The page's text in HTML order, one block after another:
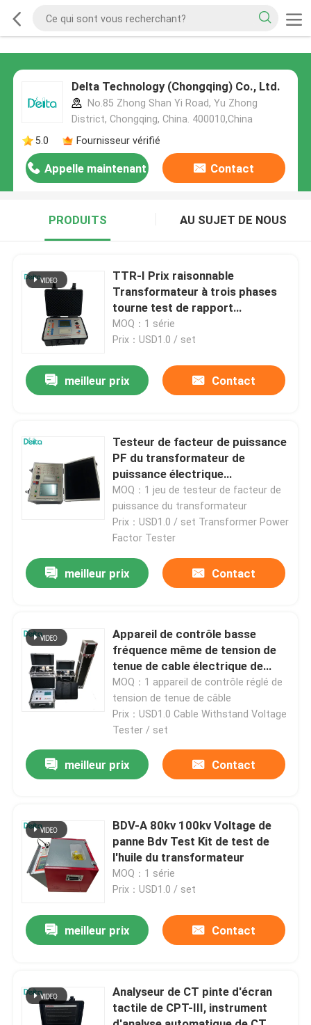
Delta Technology (Chongqing) Co., Ltd.
No.85 Zhong Shan Yi Road, Yu Zhong
District, Chongqing, China. 400010,China
5.0
Fournisseur vérifié
Appelle maintenant Contact
PRODUITS AU SUJET DE NOUS
TTR-I Prix raisonnable
Transformateur à trois phases
tourne test de rapport
Transformateur testeur
MOQ：1 série
Prix：USD1.0 / set
meilleur prix Contact
Testeur de facteur de puissance
PF du transformateur de
puissance électrique
automatique TDT
MOQ：1 jeu de testeur de facteur de
puissance du transformateur
Prix：USD1.0 / set Transformer Power
Factor Tester
meilleur prix Contact
Appareil de contrôle basse
fréquence même de tension de
tenue de cable électrique de
série de très basse fréquence
MOQ：1 appareil de contrôle réglé de
tension de tenue de câble
Prix：USD1.0 Cable Withstand Voltage
Tester / set
meilleur prix Contact
BDV-A 80kv 100kv Voltage de
panne Bdv Test Kit de test de
l'huile du transformateur
MOQ：1 série
Prix：USD1.0 / set
meilleur prix Contact
Analyseur de CT pinte d'écran
tactile de CPT-III, instrument